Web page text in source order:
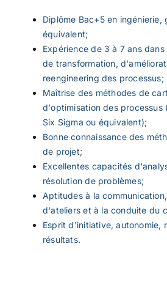
Diplôme Bac+5 en ingénierie,
équivalent;
Expérience de 3 à 7 ans
de transformation,
reengineering des processus;
Maîtrise des méthodes de
d'optimisation des processus
Six Sigma ou équivalent);
Bonne connaissance des
de projet;
Excellentes capacités
résolution de problèmes;
Aptitudes à la
d'ateliers et à la conduite du
Esprit d'initiative, autonomie,
résultats.